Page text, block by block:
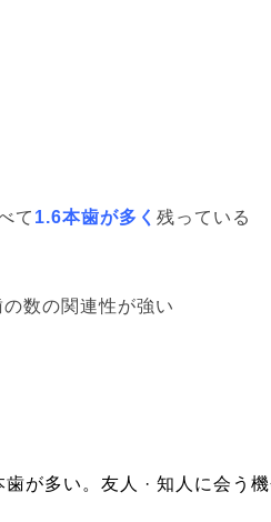
て 1.6本歯が多く 残っている
数の関連性が強い
が多い。友人 · 知人に会う